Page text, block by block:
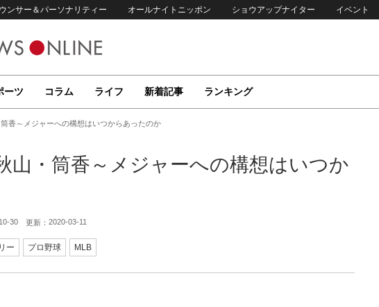
ンサー＆パーソナリティー オールナイトニッポン ショウアップナイター イベント
ーツ コラム ライフ 新着記事 ランキング
香～メジャーへの構想はいつからあったのか
山・筒香～メジャーへの構想はいつか
30 更新： 2020-03-11
ー プロ野球 MLB